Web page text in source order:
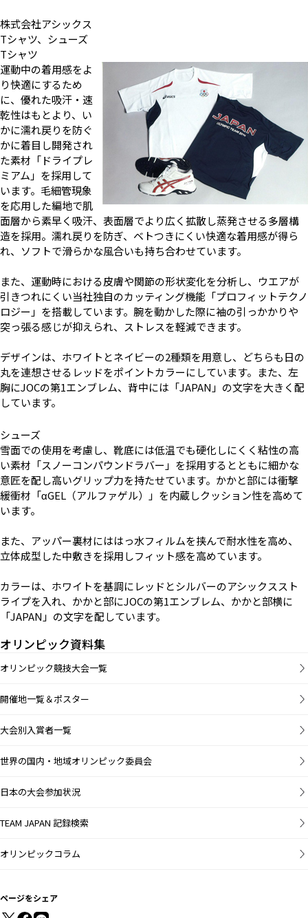
株式会社アシックス
Tシャツ、シューズ
Tシャツ
運動中の着用感をよ
り快適にするため
に、優れた吸汗・速
乾性はもとより、い
かに濡れ戻りを防ぐ
かに着目し開発され
た素材「ドライプレ
ミアム」を採用して
います。毛細管現象
を応用した編地で肌
面層から素早く吸汗、表面層でより広く拡散し蒸発させる多層構
造を採用。濡れ戻りを防ぎ、ベトつきにくい快適な着用感が得ら
れ、ソフトで滑らかな風合いも持ち合わせています。
また、運動時における皮膚や関節の形状変化を分析し、ウエアが
引きつれにくい当社独自のカッティング機能「プロフィットテクノ
ロジー」を搭載しています。腕を動かした際に袖の引っかかりや
突っ張る感じが抑えられ、ストレスを軽減できます。
デザインは、ホワイトとネイビーの2種類を用意し、どちらも日の
丸を連想させるレッドをポイントカラーにしています。また、左
胸にJOCの第1エンブレム、背中には「JAPAN」の文字を大きく配
しています。
シューズ
雪面での使用を考慮し、靴底には低温でも硬化しにくく粘性の高
い素材「スノーコンパウンドラバー」を採用するとともに細かな
意匠を配し高いグリップ力を持たせています。かかと部には衝撃
緩衝材「αGEL（アルファゲル）」を内蔵しクッション性を高めて
います。
また、アッパー裏材にははっ水フィルムを挟んで耐水性を高め、
立体成型した中敷きを採用しフィット感を高めています。
カラーは、ホワイトを基調にレッドとシルバーのアシックススト
ライプを入れ、かかと部にJOCの第1エンブレム、かかと部横に
「JAPAN」の文字を配しています。
オリンピック資料集
オリンピック競技大会一覧
開催地一覧＆ポスター
大会別入賞者一覧
世界の国内・地域オリンピック委員会
日本の大会参加状況
TEAM JAPAN 記録検索
オリンピックコラム
ページをシェア